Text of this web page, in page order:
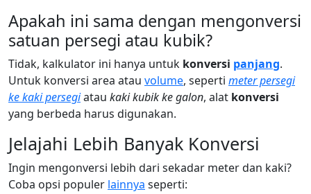
Apakah ini sama dengan mengonversi
satuan persegi atau kubik?
Tidak, kalkulator ini hanya untuk konversi panjang.
Untuk konversi area atau volume, seperti meter persegi
ke kaki persegiatau kaki kubik ke galon, alat konversi
yang berbeda harus digunakan.
Jelajahi Lebih Banyak Konversi
Ingin mengonversi lebih dari sekadar meter dan kaki?
Coba opsi populer lainnya seperti: